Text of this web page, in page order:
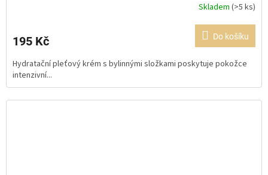
je
z
5
hvězdiček.
Skladem(>5 ks)
195 Kč Do košíku
Hydratační pleťový krém s bylinnými složkami poskytuje pokožce
intenzivní...